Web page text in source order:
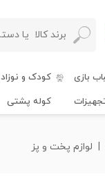
بازی کودک و نوزاد
کوله پشتی
لوازم پخت و پز